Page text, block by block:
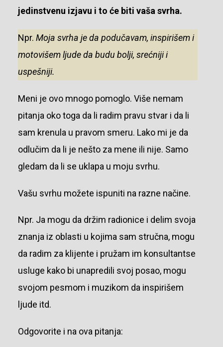
jedinstvenu izjavu i to će biti vaša svrha.
Npr. Moja svrha je da podučavam, inspirišem i
motovišem ljude da budu bolji, srećniji i
uspešniji.
Meni je ovo mnogo pomoglo. Više nemam
pitanja oko toga da li radim pravu stvar i da li
sam krenula u pravom smeru. Lako mi je da
odlučim da li je nešto za mene ili nije. Samo
gledam da li se uklapa u moju svrhu.
Vašu svrhu možete ispuniti na razne načine.
Npr. Ja mogu da držim radionice i delim svoja
znanja iz oblasti u kojima sam stručna, mogu
da radim za klijente i pružam im konsultantse
usluge kako bi unapredili svoj posao, mogu
svojom pesmom i muzikom da inspirišem
ljude itd.
Odgovorite i na ova pitanja: